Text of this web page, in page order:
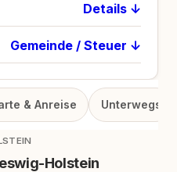
Details ↓
Gemeinde / Steuer ↓
& Anreise Unterwegs
Holstein